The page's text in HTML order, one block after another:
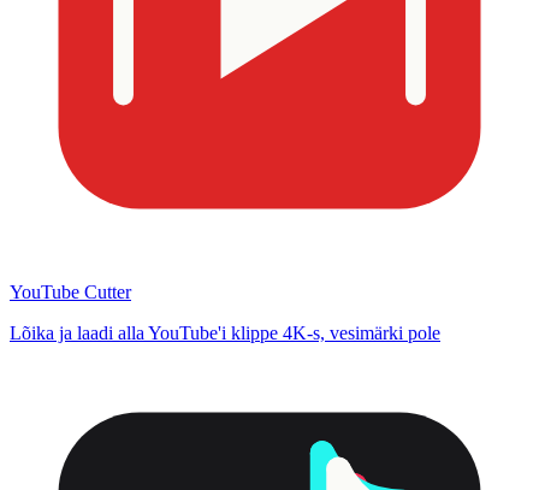
YouTube Cutter
Lõika ja laadi alla YouTube'i klippe 4K-s, vesimärki pole